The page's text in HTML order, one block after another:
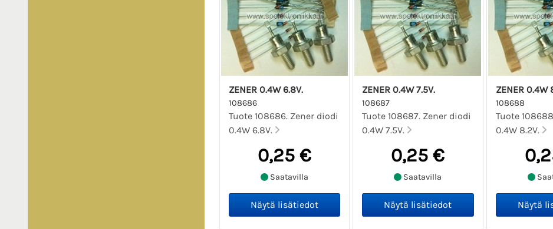
ZENER 0.4W 6.8V.
108686
Tuote 108686. Zener diodi
0.4W 6.8V.
0,25 €
Saatavilla
ZENER 0.4W 7.5V.
108687
Tuote 108687. Zener diodi
0.4W 7.5V.
0,25 €
Saatavilla
ZENER 0.4W
108688
Tuote
0.4W 8.2V.